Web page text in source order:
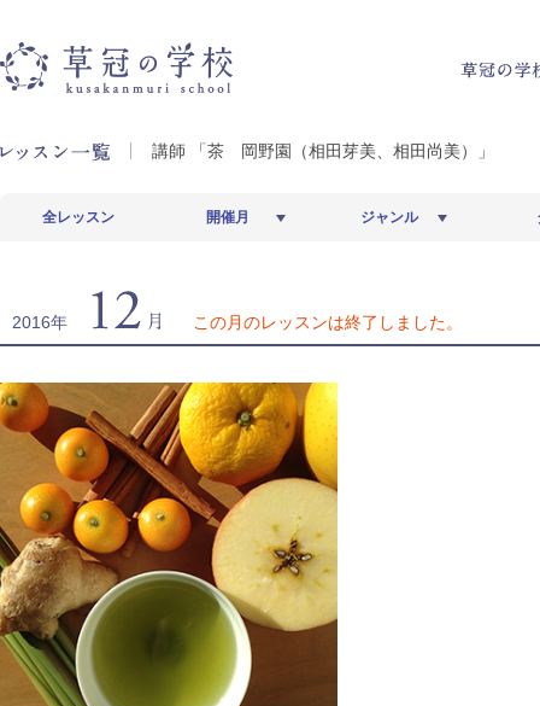
講師 「茶 岡野園（相田芽美、相田尚美）」
全レッスン 開催月 ジャンル
2016年 この月のレッスンは終了しました。